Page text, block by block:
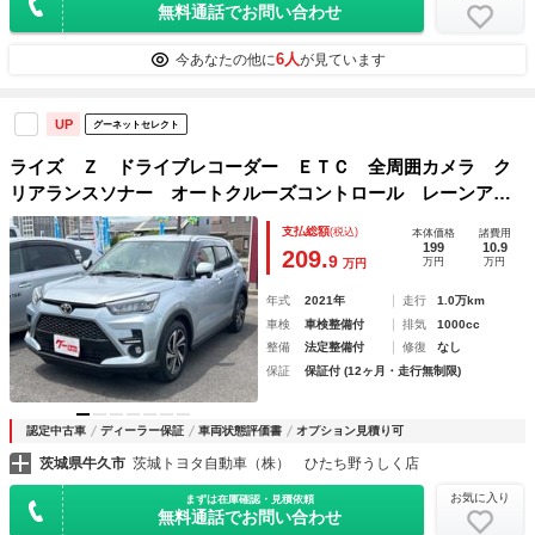
無料通話でお問い合わせ
今あなたの他に6人が見ています
UP グーネットセレクト
ライズ Ｚ ドライブレコーダー ＥＴＣ 全周囲カメラ ク
リアランスソナー オートクルーズコントロール レーンアシ
スト 衝突被害軽減システム ナビ ＴＶ オートライト Ｌ
ＥＤヘッドランプ アルミホイール
支払総額(税込)
209.9 万円
本体価格
199
万円
諸費用
10.9
万円
年式 2021年 走行
1.0万km
車検
車検整備付 排気
1000cc
整備
法定整備付 修復
なし
保証
保証付 (12ヶ月・走行無制限)
認定中古車 ディーラー保証 車両状態評価書 オプション見積り可
茨城県牛久市 茨城トヨタ自動車（株） ひたち野うしく店
まずは在庫確認・見積依頼
無料通話でお問い合わせ
お気に入り